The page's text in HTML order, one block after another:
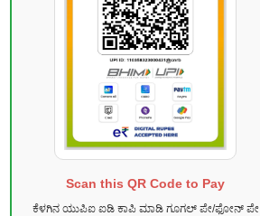
Scan this QR Code to Pay
ಕೆಳಗಿನ ಯುಪಿಐ ಐಡಿ ಕಾಪಿ ಮಾಡಿ ಗೂಗಲ್ ಪೇ/ಫೋನ್ ಪೇ